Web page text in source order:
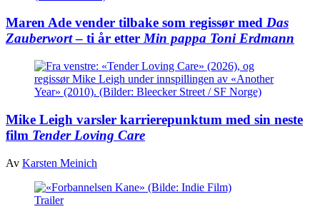
Maren Ade vender tilbake som regissør med Das
Zauberwort– ti år etterMin pappa Toni Erdmann
Mike Leigh varsler karrierepunktum med sin neste
film Tender Loving Care
Av Karsten Meinich
Trailer